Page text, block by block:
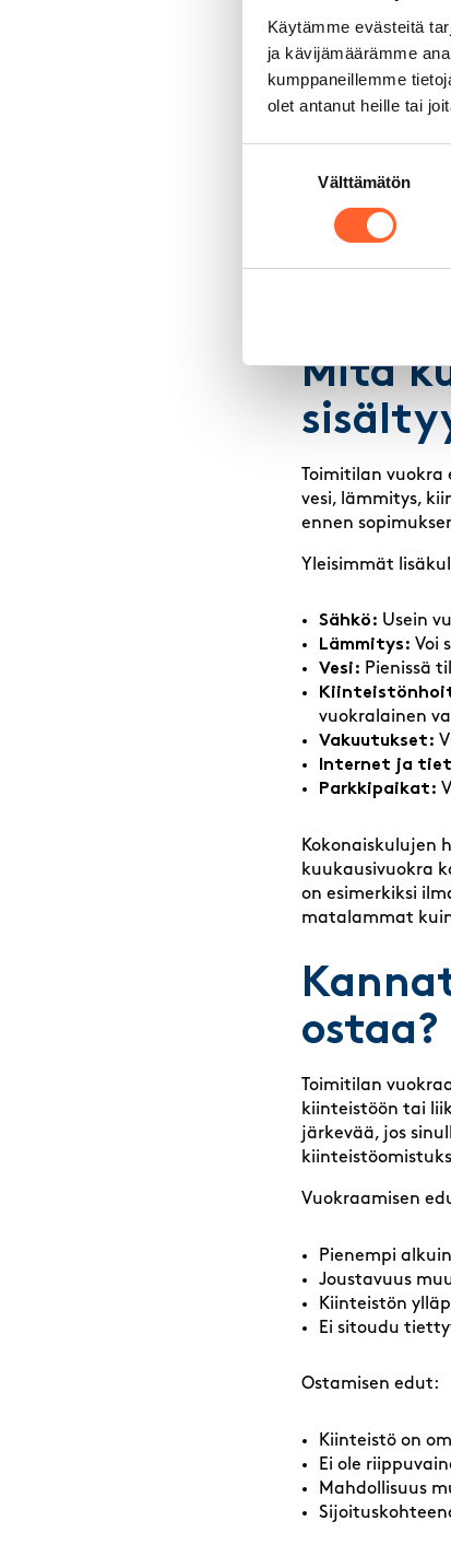
Käytämme evästeitä
ja kävijämäärämme
kumppaneillemme
olet antanut heille tai
Välttämätön
Toimistotilat ovat
turvallisuudelle.
usein myös
Harrastetilat,
toimistotilojen
mahdollisesti
koneellinen
Mitä
Toimitilan vuokra
vesi, lämmitys,
ennen
Yleisimmät
Sähkö: Usein
Lämmitys: Voi
Vesi: Pienissä
vuokralainen
Vakuutukset:
Internet ja
Parkkipaikat:
kuukausivuokra
on esimerkiksi
matalammat
ostaa?
Toimitilan
kiinteistöön tai
järkevää, jos
Vuokraamisen
Pienempi
Joustavuus
Kiinteistön
Ei sitoudu
Ostamisen edut:
Kiinteistö on
Ei ole
Mahdollisuus